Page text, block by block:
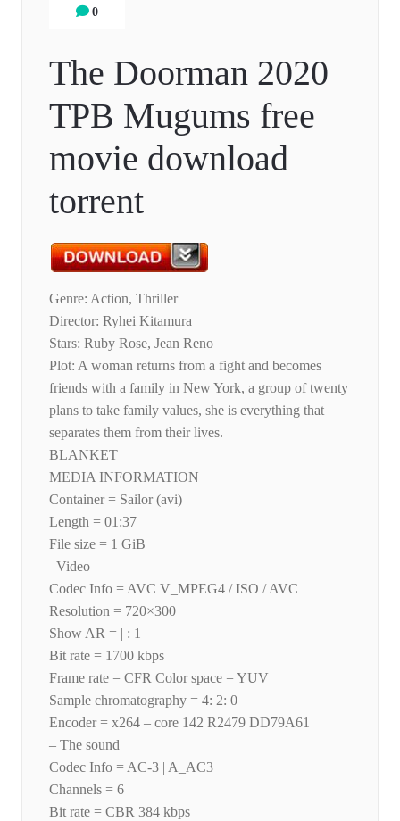
0
The Doorman 2020
TPB Mugums free
movie download
torrent
Genre: Action, Thriller
Director: Ryhei Kitamura
Stars: Ruby Rose, Jean Reno
Plot: A woman returns from a fight and becomes
friends with a family in New York, a group of twenty
plans to take family values, she is everything that
separates them from their lives.
BLANKET
MEDIA INFORMATION
Container = Sailor (avi)
Length = 01:37
File size = 1 GiB
–Video
Codec Info = AVC V_MPEG4 / ISO / AVC
Resolution = 720×300
Show AR = | : 1
Bit rate = 1700 kbps
Frame rate = CFR Color space = YUV
Sample chromatography = 4: 2: 0
Encoder = x264 – core 142 R2479 DD79A61
– The sound
Codec Info = AC-3 | A_AC3
Channels = 6
Bit rate = CBR 384 kbps